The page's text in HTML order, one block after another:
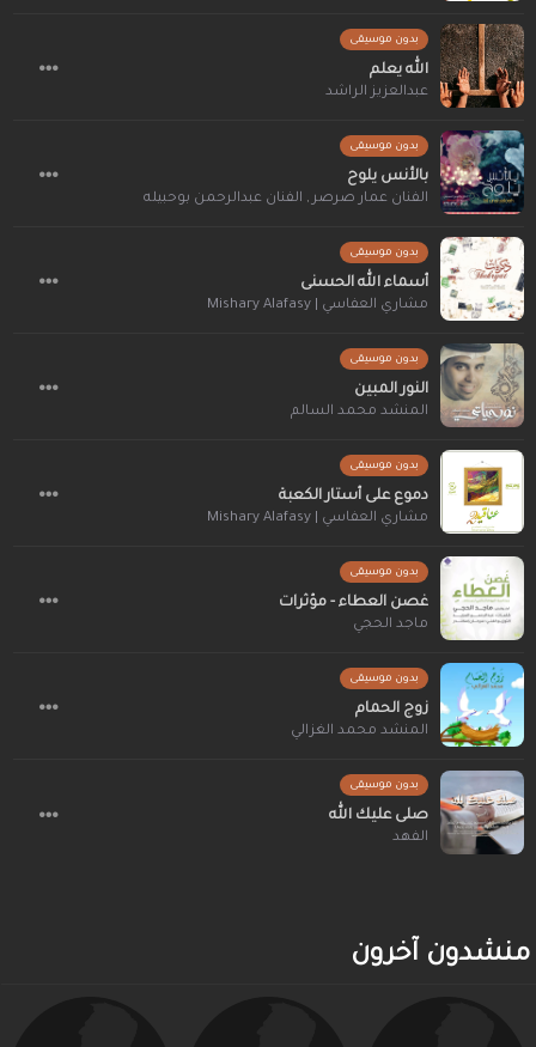
بدون موسيقى
الله يعلم
عبدالعزيز الراشد
بدون موسيقى
بالأنس يلوح
الفنان عمار صرصر , الفنان عبدالرحمن بوحبيله
بدون موسيقى
أسماء الله الحسنى
مشاري العفاسي | Mishary Alafasy
بدون موسيقى
النور المبين
المنشد محمد السالم
بدون موسيقى
دموع على أستار الكعبة
مشاري العفاسي | Mishary Alafasy
بدون موسيقى
غصن العطاء - مؤثرات
ماجد الحجي
بدون موسيقى
زوج الحمام
المنشد محمد الغزالي
بدون موسيقى
صلى عليك الله
الفهد
منشدون آخرون